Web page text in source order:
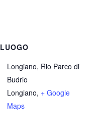
LUOGO
Longiano, Rio Parco di
Budrio
Longiano, + Google
Maps